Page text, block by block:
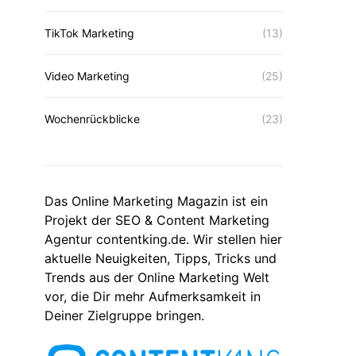
TikTok Marketing (13)
Video Marketing (25)
Wochenrückblicke (23)
Das Online Marketing Magazin ist ein
Projekt der SEO & Content Marketing
Agentur contentking.de. Wir stellen hier
aktuelle Neuigkeiten, Tipps, Tricks und
Trends aus der Online Marketing Welt
vor, die Dir mehr Aufmerksamkeit in
Deiner Zielgruppe bringen.